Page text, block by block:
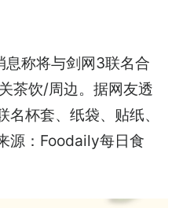
称将与剑网3联名合
茶饮/周边。据网友透
杯套、纸袋、贴纸、
源：Foodaily每日食